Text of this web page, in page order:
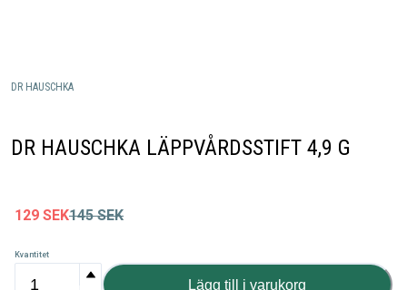
DR HAUSCHKA
DR HAUSCHKA LÄPPVÅRDSSTIFT 4,9 G
129 SEK145 SEK
Kvantitet
Lägg till i varukorg